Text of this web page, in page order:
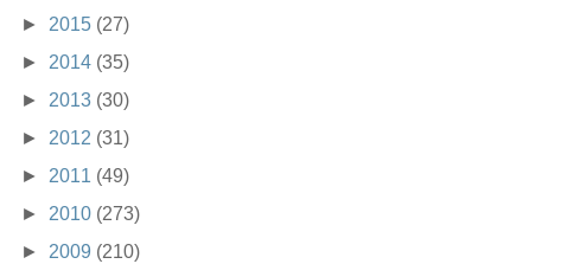
► 2015 (27)
► 2014 (35)
► 2013 (30)
► 2012 (31)
► 2011 (49)
► 2010 (273)
► 2009 (210)